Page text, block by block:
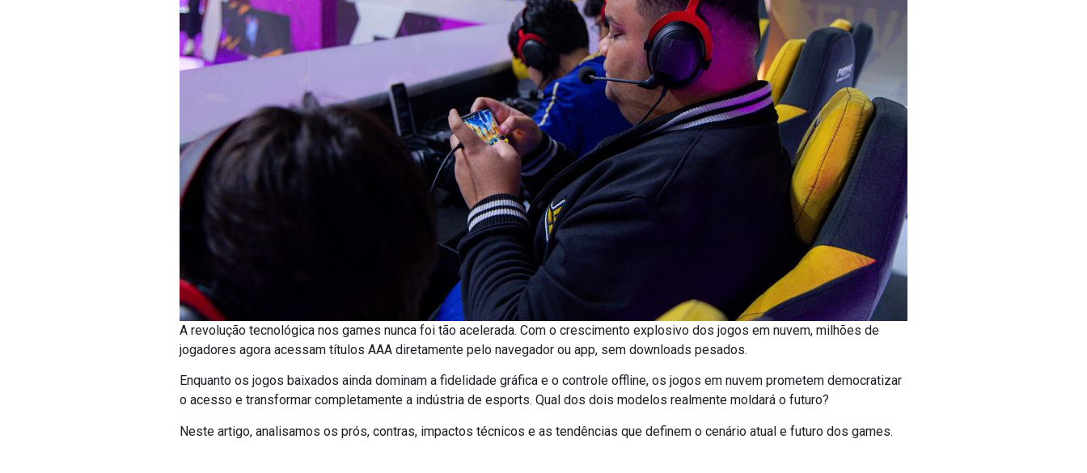
A revolução tecnológica nos games nunca foi tão acelerada. Com o crescimento explosivo dos jogos em nuvem, milhões de
jogadores agora acessam títulos AAA diretamente pelo navegador ou app, sem downloads pesados.
Enquanto os jogos baixados ainda dominam a fidelidade gráfica e o controle offline, os jogos em nuvem prometem democratizar
o acesso e transformar completamente a indústria de esports. Qual dos dois modelos realmente moldará o futuro?
Neste artigo, analisamos os prós, contras, impactos técnicos e as tendências que definem o cenário atual e futuro dos games.